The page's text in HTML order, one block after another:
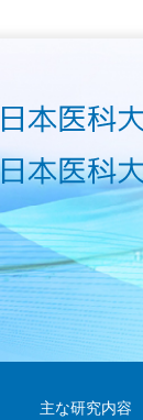
主な研究内容